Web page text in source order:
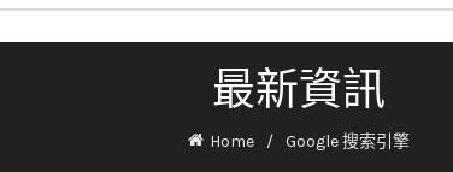
最新資訊
Home Google 搜索引擎